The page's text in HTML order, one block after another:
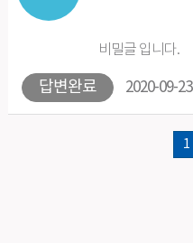
답변완료
비밀글 입니다.
2020-09-23
1